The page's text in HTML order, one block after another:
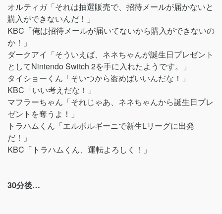
オルティガ「それは抽選販売で、招待メールが届かないと
購入ができないんだ！」
KBC「俺は招待メールが届いてないから購入ができないの
か！」
ダークアイ「そういえば、ネネちゃんが誕生日プレゼント
としてNintendo Switch 2を手に入れたようです。」
タイショーくん「そいつから盗めばいいんだな！」
KBC「いい考えだな！」
マフラーちゃん「それじゃあ、ネネちゃんから誕生日プレ
ゼントを奪うよ！」
トラハムくん「エルボルギーニで新生Lリーグに出発
だ！」
KBC「トラハムくん、運転よろしく！」
30分後…